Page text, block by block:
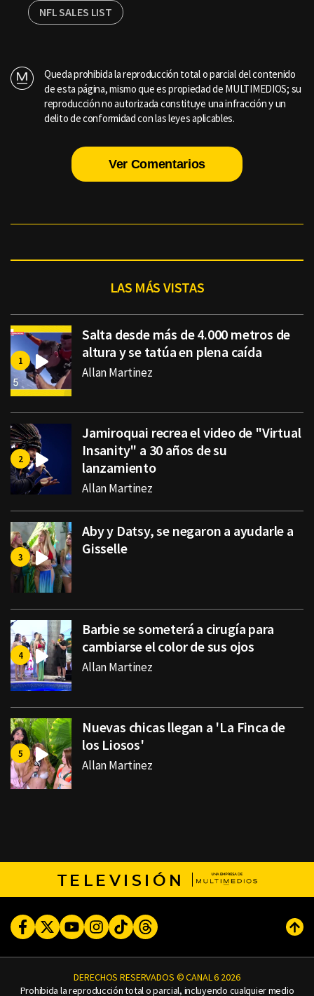
NFL SALES LIST
Queda prohibida la reproducción total o parcial del contenido
de esta página, mismo que es propiedad de MULTIMEDIOS; su
reproducción no autorizada constituye una infracción y un
delito de conformidad con las leyes aplicables.
Ver Comentarios
LAS MÁS VISTAS
Salta desde más de 4.000 metros de
altura y se tatúa en plena caída
Allan Martinez
Jamiroquai recrea el video de "Virtual
Insanity" a 30 años de su
lanzamiento
Allan Martinez
Aby y Datsy, se negaron a ayudarle a
Gisselle
Barbie se someterá a cirugía para
cambiarse el color de sus ojos
Allan Martinez
Nuevas chicas llegan a 'La Finca de
los Liosos'
Allan Martinez
TELEVISIÓN
FacebookTwitterYoutubeInstagram
TikTokThreads
DERECHOS RESERVADOS © CANAL 6 2026
Prohibida la reproducción total o parcial, incluyendo cualquier medio